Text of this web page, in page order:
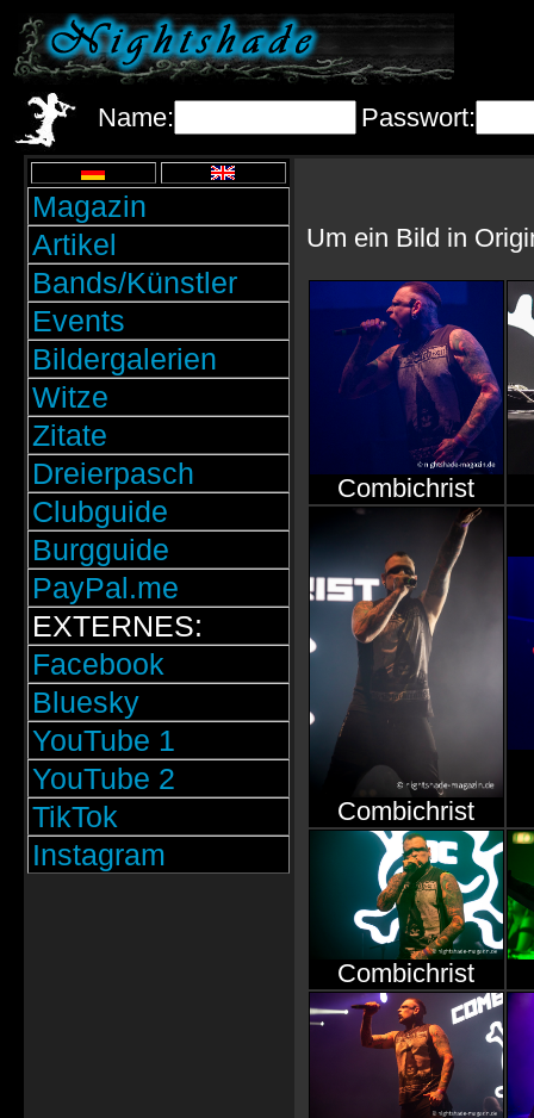
Name: Passwort:
Magazin
Artikel
Bands/Künstler
Events
Bildergalerien
Witze
Zitate
Dreierpasch
Clubguide
Burgguide
PayPal.me
EXTERNES:
Facebook
Bluesky
YouTube 1
YouTube 2
TikTok
Instagram
Um ein Bild in
Combichrist
Combichrist
Combichrist